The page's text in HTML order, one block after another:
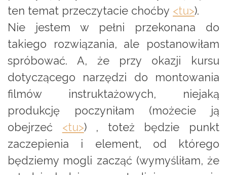
ten temat przeczytacie choćby <tu>).
Nie jestem w pełni przekonana do
takiego rozwiązania, ale postanowiłam
spróbować. A, że przy okazji kursu
dotyczącego narzędzi do montowania
filmów instruktażowych, niejaką
produkcję poczyniłam (możecie ją
obejrzeć <tu>) , toteż będzie punkt
zaczepienia i element, od którego
będziemy mogli zacząć (wymyśliłam, że